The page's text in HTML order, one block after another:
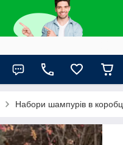
Набори шампурів в